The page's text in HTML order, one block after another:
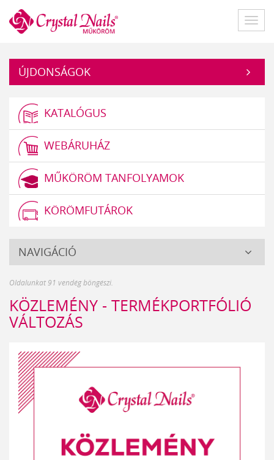
Műköröm
ÚJDONSÁGOK
KATALÓGUS
WEBÁRUHÁZ
MŰKÖRÖM TANFOLYAMOK
KÖRÖMFUTÁROK
Crystal
NAVIGÁCIÓ
Oldalunkat 91 vendég böngészi.
KÖZLEMÉNY - TERMÉKPORTFÓLIÓ
VÁLTOZÁS